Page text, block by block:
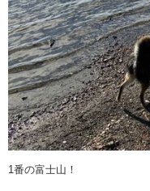
1番の富士山！